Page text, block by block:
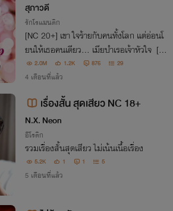
สุภาวดี
รักโรแมนติก
[NC 20+] เขา ใจร้ายกับคนทั้งโลก แต่อ่อนโ
ยนให้เธอคนเดียว... เมียบำเรอเจ้าหัวใจ [กา
รันตี NC เกือบทุกตอน พระเอกกินจุ กินดุมา
ก กินได้ทุกที่อีกด้วย]
2.0M 1.2K 876 29
4 เดือนที่แล้ว
เรื่องสั้น สุดเสียว NC 18+
N.X. Neon
อีโรติก
รวมเรื่องสั้นสุดเสียว ไม่เน้นเนื้อเรื่อง
5.2K 1 1 5
5 เดือนที่แล้ว